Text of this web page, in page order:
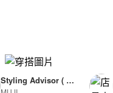
Styling Advisor ( F